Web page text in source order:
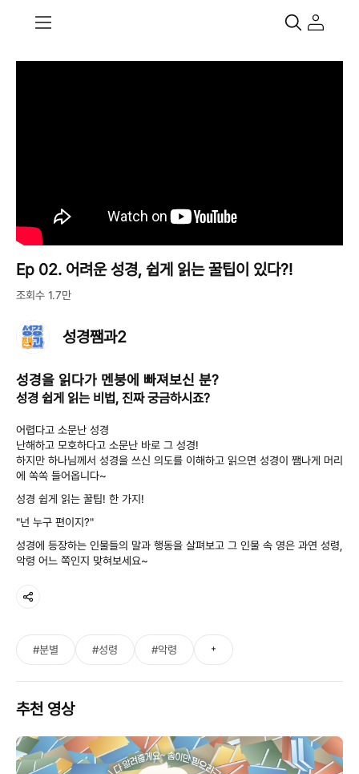
Ep 02. 어려운 성경, 쉽게 읽는 꿀팁이 있다?!
조회수 1.7만
성경쨈과2
성경을 읽다가 멘붕에 빠져보신 분?
성경 쉽게 읽는 비법, 진짜 궁금하시죠?
어렵다고 소문난 성경
난해하고 모호하다고 소문난 바로 그 성경!
하지만 하나님께서 성경을 쓰신 의도를 이해하고 읽으면 성경이 쨈나게 머리
에 쏙쏙 들어옵니다~
성경 쉽게 읽는 꿀팁! 한 가지!
"넌 누구 편이지?"
성경에 등장하는 인물들의 말과 행동을 살펴보고 그 인물 속 영은 과연 성령,
악령 어느 쪽인지 맞혀보세요~
#분별 #성령 #악령 +
추천 영상